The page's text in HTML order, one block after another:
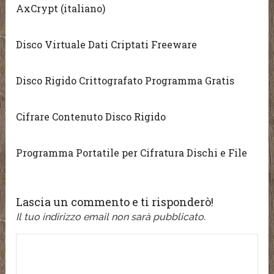
AxCrypt (italiano)
Disco Virtuale Dati Criptati Freeware
Disco Rigido Crittografato Programma Gratis
Cifrare Contenuto Disco Rigido
Programma Portatile per Cifratura Dischi e File
Lascia un commento e ti risponderò!
Il tuo indirizzo email non sarà pubblicato.